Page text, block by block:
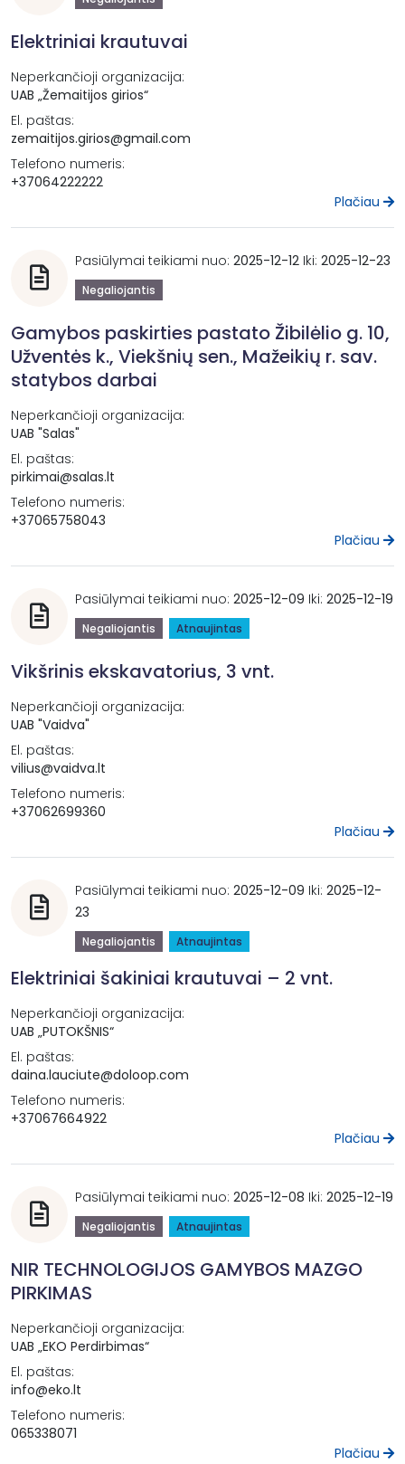
Elektriniai krautuvai
Neperkančioji organizacija:
UAB „Žemaitijos girios“
El. paštas:
zemaitijos.girios@gmail.com
Telefono numeris:
+37064222222
Plačiau
Pasiūlymai teikiami nuo: 2025-12-12 Iki: 2025-12-23
Negaliojantis
Gamybos paskirties pastato Žibilėlio g. 10,
Užventės k., Viekšnių sen., Mažeikių r. sav.
statybos darbai
Neperkančioji organizacija:
UAB "Salas"
El. paštas:
pirkimai@salas.lt
Telefono numeris:
+37065758043
Plačiau
Pasiūlymai teikiami nuo: 2025-12-09 Iki: 2025-12-19
Negaliojantis Atnaujintas
Vikšrinis ekskavatorius, 3 vnt.
Neperkančioji organizacija:
UAB "Vaidva"
El. paštas:
vilius@vaidva.lt
Telefono numeris:
+37062699360
Plačiau
Pasiūlymai teikiami nuo: 2025-12-09 Iki: 2025-12-
23
Negaliojantis Atnaujintas
Elektriniai šakiniai krautuvai – 2 vnt.
Neperkančioji organizacija:
UAB „PUTOKŠNIS“
El. paštas:
daina.lauciute@doloop.com
Telefono numeris:
+37067664922
Plačiau
Pasiūlymai teikiami nuo: 2025-12-08 Iki: 2025-12-19
Negaliojantis Atnaujintas
NIR TECHNOLOGIJOS GAMYBOS MAZGO
PIRKIMAS
Neperkančioji organizacija:
UAB „EKO Perdirbimas“
El. paštas:
info@eko.lt
Telefono numeris:
065338071
Plačiau